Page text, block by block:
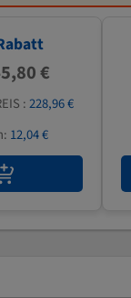
€
:228,96 €
12,04 €